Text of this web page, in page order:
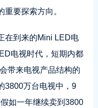
要探索方向。
在到来的Mini LED电
电视时代，短期内都
带来电视产品结构的
3800万台电视中，9
如一年继续卖到3800